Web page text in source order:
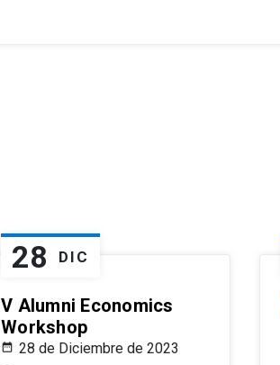
28 DIC
V Alumni Economics
Workshop
28 de Diciembre de 2023